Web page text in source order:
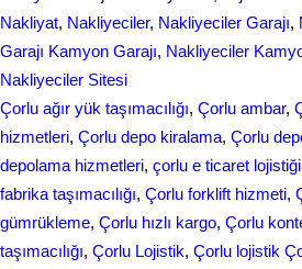
Nakliyat, Nakliyeciler, Nakliyeciler Garajı,
Garajı Kamyon Garajı, Nakliyeciler
Nakliyeciler Sitesi
Çorlu ağır yük taşımacılığı, Çorlu ambar,
hizmetleri, Çorlu depo kiralama, Çorlu
depolama hizmetleri, çorlu e ticaret lojistiği
fabrika taşımacılığı, Çorlu forklift hizmeti,
gümrükleme, Çorlu hızlı kargo, Çorlu
taşımacılığı, Çorlu Lojistik, Çorlu lojistik